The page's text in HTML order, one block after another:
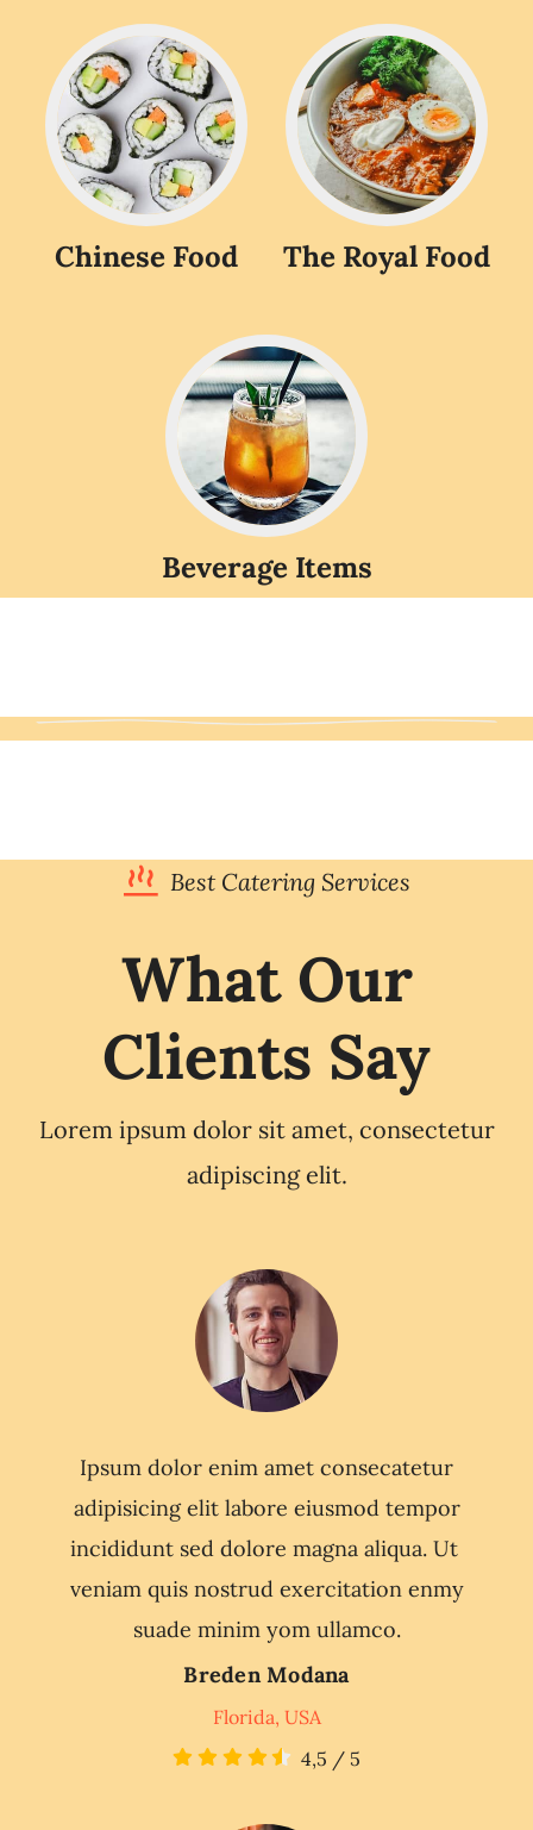
Chinese Food The Royal Food
Beverage Items
Best Catering Services
What Our
Clients Say
Lorem ipsum dolor sit amet, consectetur
adipiscing elit.
Ipsum dolor enim amet consecatetur
adipisicing elit labore eiusmod tempor
incididunt sed dolore magna aliqua. Ut
veniam quis nostrud exercitation enmy
suade minim yom ullamco.
Breden Modana
Florida, USA
4,5 / 5